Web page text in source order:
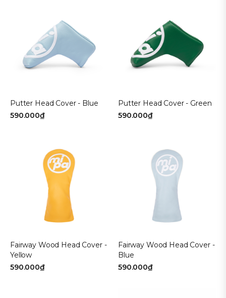
Putter Head Cover - Blue
590.000₫
Putter Head Cover - Green
590.000₫
Fairway Wood Head Cover -
Yellow
590.000₫
Fairway Wood Head Cover -
Blue
590.000₫